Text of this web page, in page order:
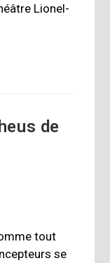
Lionel-
de
tout
se